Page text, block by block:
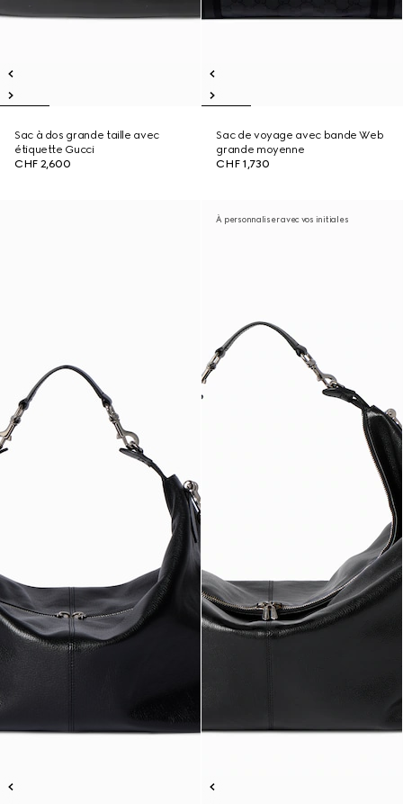
Sac à dos grande taille avec
étiquette Gucci
CHF 2,600
Sac de voyage avec bande Web
grande moyenne
CHF 1,730
À personnaliser avec vos initiales